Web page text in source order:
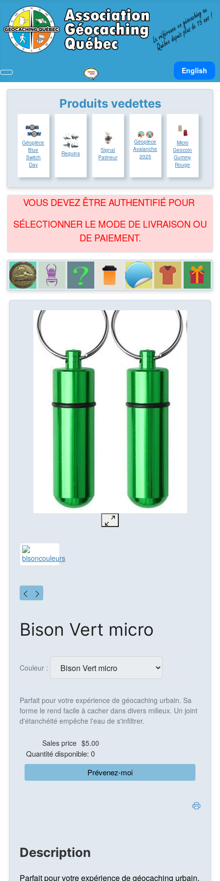
Sélectionnez
English
Produits vedettes
Géopièce
Blue
Switch
Day
Requins
Signal
Patineur
Géopièce
Avalanche
2025
Micro
Geocoin
Gummy
Rouge
VOUS DEVEZ ÊTRE AUTHENTIFIÉ POUR
SÉLECTIONNER LE MODE DE LIVRAISON OU
DE PAIEMENT.
Bison Vert micro
Couleur :
Parfait pour votre expérience de géocaching urbain. Sa
forme le rend facile à cacher dans divers milieux. Un joint
d'étanchéité empêche l'eau de s'infiltrer.
Sales price $5.00
Quantité disponible: 0
Prévenez-moi
Description
Parfait pour votre expérience de géocaching urbain.